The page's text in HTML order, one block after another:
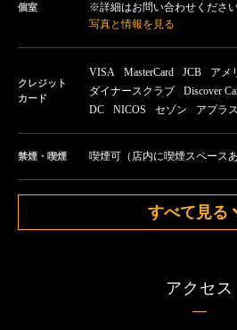
個室
※詳細はお問い合わせくださ
写真と情報を見る
クレジット
カード
VISA MasterCard JCB
アメ
ダイナースクラブ
Discover
DC
NICOS セゾン アプラス
禁煙・喫煙 喫煙可（店内に喫煙スペースあ
すべて見る
アクセス